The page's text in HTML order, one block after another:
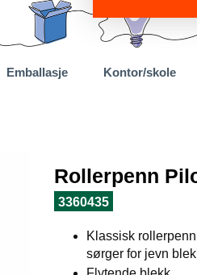
Emballasje Kontor/skole
Rollerpenn
3360435
Klassisk
sørger for jevn